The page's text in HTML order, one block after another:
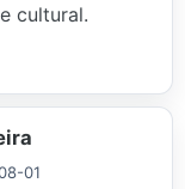
cultural.
01